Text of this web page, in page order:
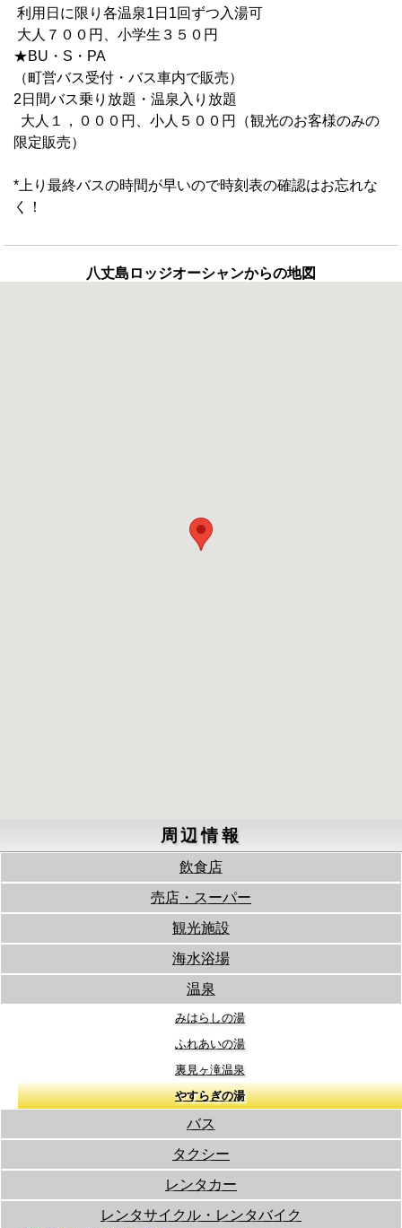
利用日に限り各温泉1日1回ずつ入湯可
大人７００円、小学生３５０円
★BU・S・PA
（町営バス受付・バス車内で販売）
2日間バス乗り放題・温泉入り放題
大人１，０００円、小人５００円（観光のお客様のみの
限定販売）
*上り最終バスの時間が早いので時刻表の確認はお忘れな
く！
八丈島ロッジオーシャンからの地図
周辺情報
飲食店
売店・スーパー
観光施設
海水浴場
温泉
みはらしの湯
ふれあいの湯
裏見ヶ滝温泉
やすらぎの湯
バス
タクシー
レンタカー
レンタサイクル・レンタバイク